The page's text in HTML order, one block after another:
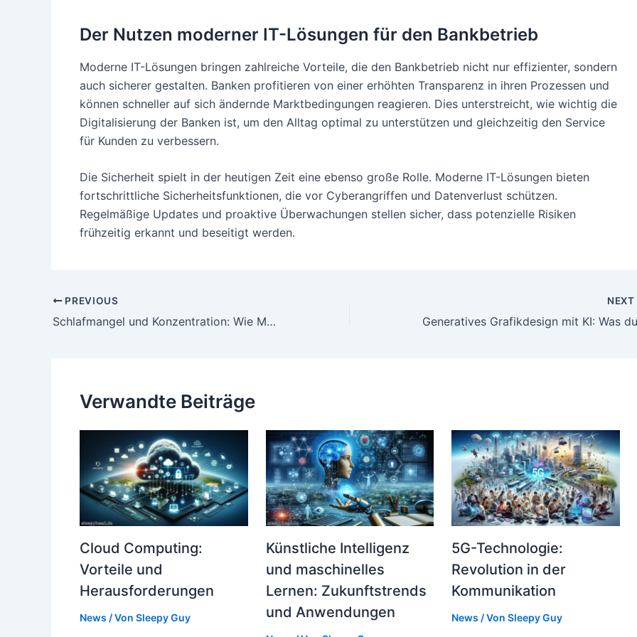
Der Nutzen moderner IT-Lösungen für den Bankbetrieb
Moderne IT-Lösungen bringen zahlreiche Vorteile, die den Bankbetrieb nicht nur effizienter, sondern
auch sicherer gestalten. Banken profitieren von einer erhöhten Transparenz in ihren Prozessen und
können schneller auf sich ändernde Marktbedingungen reagieren. Dies unterstreicht, wie wichtig die
Digitalisierung der Banken ist, um den Alltag optimal zu unterstützen und gleichzeitig den Service
für Kunden zu verbessern.
Die Sicherheit spielt in der heutigen Zeit eine ebenso große Rolle. Moderne IT-Lösungen bieten
fortschrittliche Sicherheitsfunktionen, die vor Cyberangriffen und Datenverlust schützen.
Regelmäßige Updates und proaktive Überwachungen stellen sicher, dass potenzielle Risiken
frühzeitig erkannt und beseitigt werden.
Post
navigation
PREVIOUS
Schlafmangel und Konzentration: Wie Müdigkeit deine Reaktionsfähigkeit im Straßenverkehr beeinflusst
NEXT
Verwandte Beiträge
Cloud Computing:
Vorteile und
Herausforderungen
News / Von Sleepy Guy
Künstliche Intelligenz
und maschinelles
Lernen: Zukunftstrends
und Anwendungen
5G-Technologie:
Revolution in der
Kommunikation
News / VonSleepy Guy